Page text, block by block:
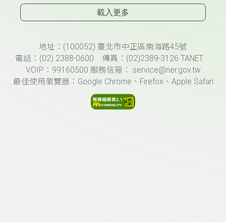
載入更多
頁尾資訊地址：(100052) 臺北市中正區南海路45號
電話：(02) 2388-0600 傳真：(02)2389-3126 TANET
VOIP：99160500 服務信箱： service@ner.gov.tw
最佳使用瀏覽器：Google Chrome、Firefox、Apple Safari